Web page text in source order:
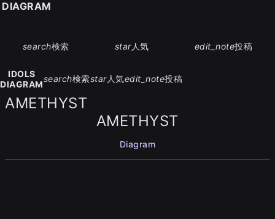
search検索 star人気 edit_note投稿
IDOLS
DIAGRAM
search検索star人気edit_note投稿
AMETHYST
AMETHYST
Diagram